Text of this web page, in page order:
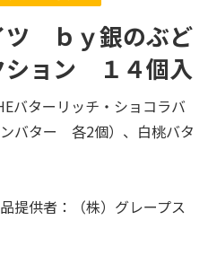
ツ ｂｙ銀のぶど
ション １４個入
バターリッチ・ショコラバ
バター 各2個）、白桃バタ
供者：（株）グレープス